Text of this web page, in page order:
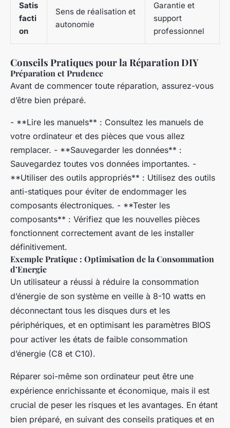
Satis
facti
on
Sens de réalisation et
autonomie
Garantie et
support
professionnel
Conseils Pratiques pour la Réparation DIY
Préparation et Prudence
Avant de commencer toute réparation, assurez-vous
d’être bien préparé.
- **Lire les manuels** : Consultez les manuels de
votre ordinateur et des pièces que vous allez
remplacer. - **Sauvegarder les données** :
Sauvegardez toutes vos données importantes. -
**Utiliser des outils appropriés** : Utilisez des outils
anti-statiques pour éviter de endommager les
composants électroniques. - **Tester les
composants** : Vérifiez que les nouvelles pièces
fonctionnent correctement avant de les installer
définitivement.
Exemple Pratique : Optimisation de la Consommation
d’Energie
Un utilisateur a réussi à réduire la consommation
d’énergie de son système en veille à 8-10 watts en
déconnectant tous les disques durs et les
périphériques, et en optimisant les paramètres BIOS
pour activer les états de faible consommation
d’énergie (C8 et C10).
Réparer soi-même son ordinateur peut être une
expérience enrichissante et économique, mais il est
crucial de peser les risques et les avantages. En étant
bien préparé, en suivant des conseils pratiques et en